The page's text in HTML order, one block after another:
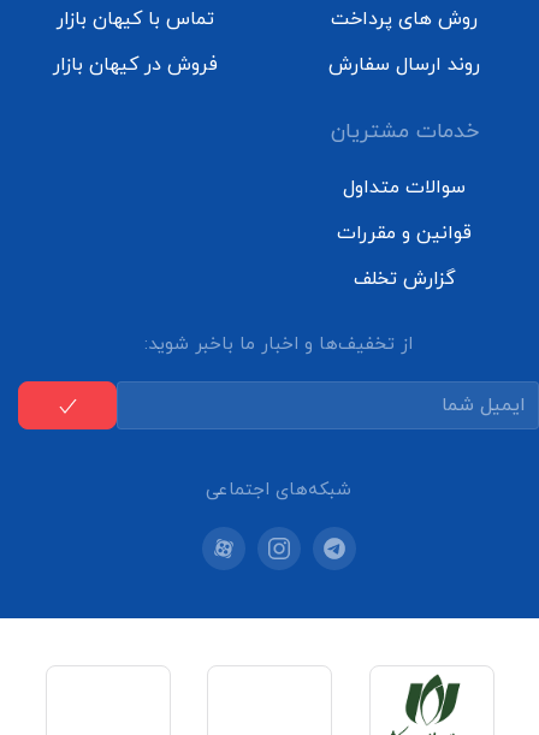
روش های پرداخت
روند ارسال سفارش
تماس با کیهان بازار
فروش در کیهان بازار
خدمات مشتریان
سوالات متداول
قوانین و مقررات
گزارش تخلف
از تخفیف‌ها و اخبار ما باخبر شوید:
شبکه‌های اجتماعی